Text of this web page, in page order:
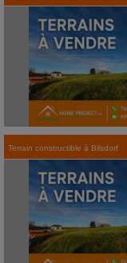
Terrain constructible à Bilsdorf